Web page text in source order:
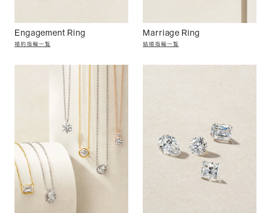
Engagement Ring
婚約指輪一覧
Marriage Ring
結婚指輪一覧